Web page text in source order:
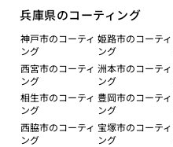
兵庫県のコーティング
神戸市のコーティ
ング
姫路市のコーティ
ング
西宮市のコーティ
ング
洲本市のコーティ
ング
相生市のコーティ
ング
豊岡市のコーティ
ング
西脇市のコーティ
ング
宝塚市のコーティ
ング